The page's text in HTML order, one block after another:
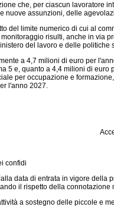
che, per ciascun lavoratore
nuove assunzioni, delle
limite numerico di cui al
risulti, anche in via
del lavoro e delle
a 4,7 milioni di euro per
5 e, quanto a 4,4 milioni di
per occupazione e
l'anno 2027.
confidi
data di entrata in vigore
il rispetto della connotazione
a sostegno delle piccole e